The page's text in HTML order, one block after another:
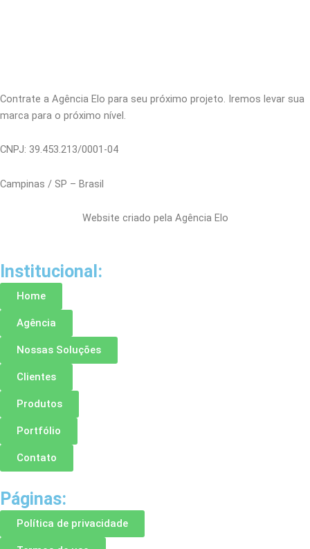
Contrate a Agência Elo para seu próximo projeto. Iremos levar sua
marca para o próximo nível.
CNPJ: 39.453.213/0001-04
Campinas / SP – Brasil
Website criado pela Agência Elo
Institucional:
Home
Agência
Nossas Soluções
Clientes
Produtos
Portfólio
Contato
Páginas:
Política de privacidade